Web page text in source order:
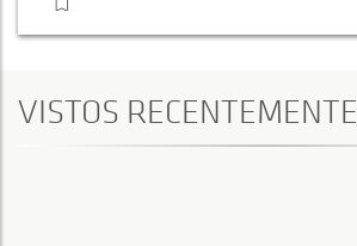
VISTOS RECENTEMENTE